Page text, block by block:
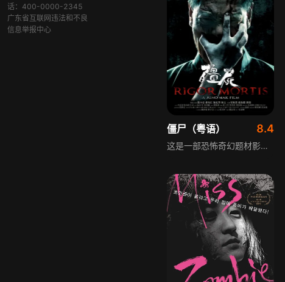
话：400-0000-2345
广东省互联网违法和不良
信息举报中心
僵尸（粤语） 8.4
这是一部恐怖奇幻题材影片，讲述曾经凭借僵尸片红极一时的动作明星钱小豪事业和人生跌入谷底，他带着随身家当入住一栋破败老旧的公寓，经保安燕叔指引，走进传说的凶宅2442单元，小豪悬梁自尽，命悬一线之际遭遇猛鬼缠身，得隐世道长阿友出手捡回一条命，小豪对白发男孩小白及常窥视2442门口吃祭祀食物的女人杨凤感到好奇，从燕叔口中得知当年发生的血腥惨案，同大厦的冬叔不慎跌死，冬叔的老婆梅姨求专修邪法的阿九帮其还魂，酿成不可逆转的悲剧。